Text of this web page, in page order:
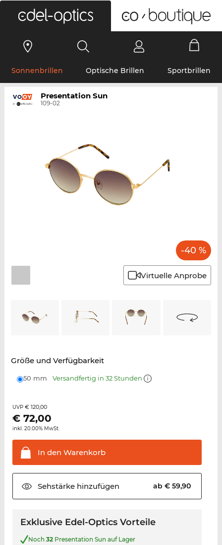
Sonnenbrillen Optische Brillen Sportbrillen
Presentation Sun
109-02
-40 %
Virtuelle Anprobe
Größe und Verfügbarkeit
50 mm Versandfertig in 32 Stunden
UVP € 120,00
€ 72,00
inkl. 20.00% MwSt.
In den Warenkorb
Sehstärkehinzufügen ab € 59,90
Exklusive Edel-Optics Vorteile
Noch 32Presentation Sun auf Lager